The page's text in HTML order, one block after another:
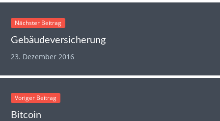
Nächster Beitrag
Gebäudeversicherung
23. Dezember 2016
Voriger Beitrag
Bitcoin